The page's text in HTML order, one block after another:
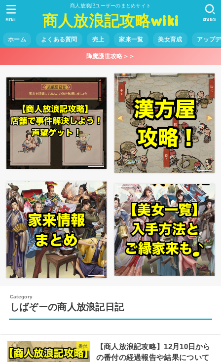
商人放浪記ユーザーのまとめサイト
商人放浪記攻略wiki
ホーム よくある質問 売上 家来一覧 美女育成 アップ
SEARCH
MENU
降魔護世攻略＞＞
しばぞーの商人放浪記日記
番付
【商人放浪記攻略】12月10日から
の番付の経過報告や結果について